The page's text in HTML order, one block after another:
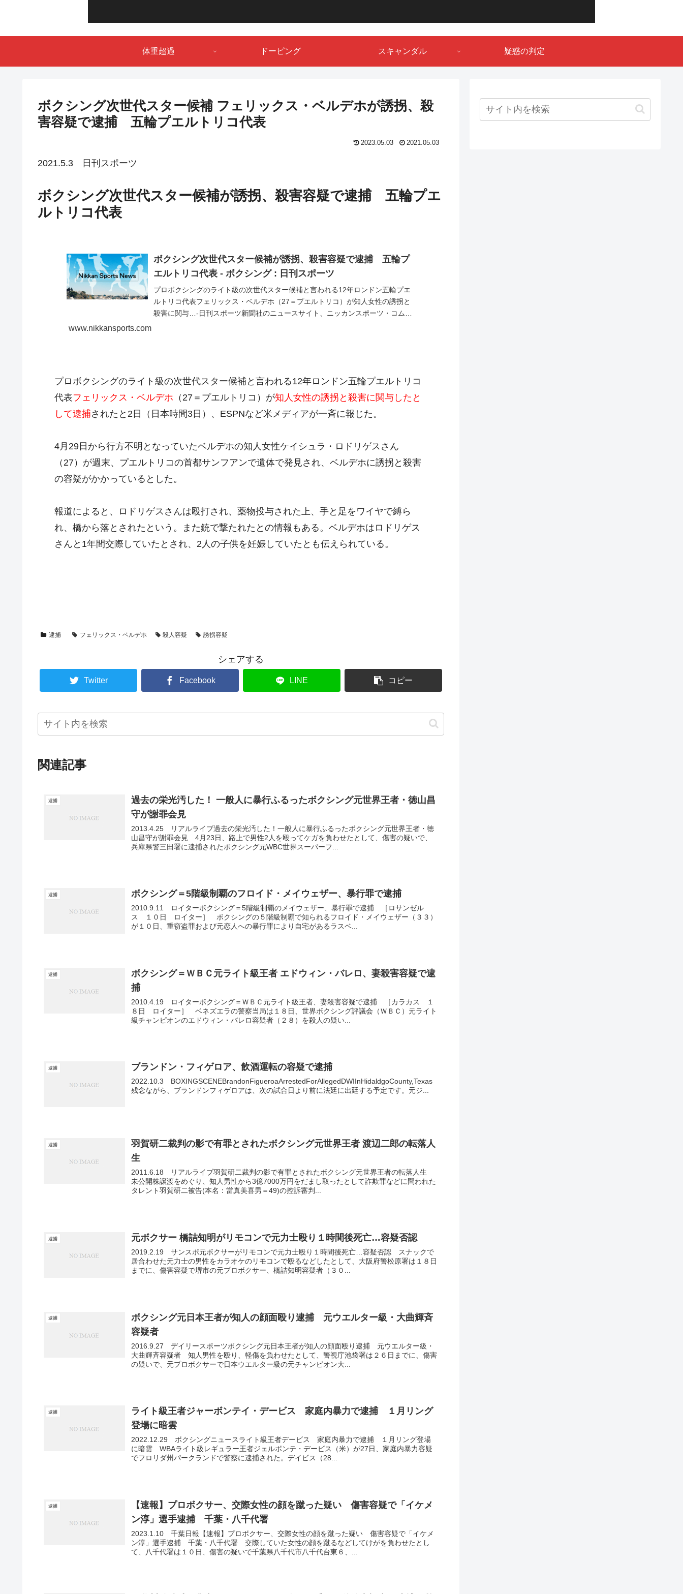
体重超過 ドーピング スキャンダル 疑惑の判定
ボクシング次世代スター候補 フェリックス・ベルデホが誘拐、殺
害容疑で逮捕 五輪プエルトリコ代表
2023.05.03 2021.05.03
2021.5.3 日刊スポーツ
ボクシング次世代スター候補が誘拐、殺害容疑で逮捕 五輪プエ
ルトリコ代表
ボクシング次世代スター候補が誘拐、殺害容疑で逮捕 五輪プ
エルトリコ代表 - ボクシング : 日刊スポーツ
プロボクシングのライト級の次世代スター候補と言われる12年ロンドン五輪プエ
ルトリコ代表フェリックス・ベルデホ（27＝プエルトリコ）が知人女性の誘拐と
殺害に関与…-日刊スポーツ新聞社のニュースサイト、ニッカンスポーツ・コム
www.nikkansports.com
プロボクシングのライト級の次世代スター候補と言われる12年ロンドン五輪プエルトリコ
代表フェリックス・ベルデホ （27＝プエルトリコ）が知人女性の誘拐と殺害に関与したと
して逮捕されたと2日（日本時間3日）、ESPNなど米メディアが一斉に報じた。
4月29日から行方不明となっていたベルデホの知人女性ケイシュラ・ロドリゲスさん
（27）が週末、プエルトリコの首都サンフアンで遺体で発見され、ベルデホに誘拐と殺害
の容疑がかかっているとした。
報道によると、ロドリゲスさんは殴打され、薬物投与された上、手と足をワイヤで縛ら
れ、橋から落とされたという。また銃で撃たれたとの情報もある。ベルデホはロドリゲス
さんと1年間交際していたとされ、2人の子供を妊娠していたとも伝えられている。
逮捕 フェリックス・ベルデホ 殺人容疑 誘拐容疑
シェアする
Twitter Facebook LINE コピー
関連記事
逮捕
過去の栄光汚した！ 一般人に暴行ふるったボクシング元世界王者・徳山昌
守が謝罪会見
2013.4.25 リアルライブ過去の栄光汚した！一般人に暴行ふるったボクシング元世界王者・徳
山昌守が謝罪会見 4月23日、路上で男性2人を殴ってケガを負わせたとして、傷害の疑いで、
兵庫県警三田署に逮捕されたボクシング元WBC世界スーパーフ...
逮捕 ボクシング＝5階級制覇のフロイド・メイウェザー、暴行罪で逮捕
2010.9.11 ロイターボクシング＝5階級制覇のメイウェザー、暴行罪で逮捕 ［ロサンゼル
ス １０日 ロイター］ ボクシングの５階級制覇で知られるフロイド・メイウェザー（３３）
が１０日、重窃盗罪および元恋人への暴行罪により自宅があるラスベ...
逮捕
ボクシング＝ＷＢＣ元ライト級王者 エドウィン・バレロ、妻殺害容疑で逮
捕
2010.4.19 ロイターボクシング＝ＷＢＣ元ライト級王者、妻殺害容疑で逮捕 ［カラカス １
８日 ロイター］ ベネズエラの警察当局は１８日、世界ボクシング評議会（ＷＢＣ）元ライト
級チャンピオンのエドウィン・バレロ容疑者（２８）を殺人の疑い...
逮捕 ブランドン・フィゲロア、飲酒運転の容疑で逮捕
2022.10.3 BOXINGSCENEBrandonFigueroaArrestedForAllegedDWIInHidaldgoCounty,Texas
残念ながら、ブランドンフィゲロアは、次の試合日より前に法廷に出廷する予定です。元ジ...
逮捕
羽賀研二裁判の影で有罪とされたボクシング元世界王者 渡辺二郎の転落人
生
2011.6.18 リアルライブ羽賀研二裁判の影で有罪とされたボクシング元世界王者の転落人生
未公開株譲渡をめぐり、知人男性から3億7000万円をだまし取ったとして詐欺罪などに問われた
タレント羽賀研二被告(本名：當真美喜男＝49)の控訴審判...
逮捕 元ボクサー 橋詰知明がリモコンで元力士殴り１時間後死亡…容疑否認
2019.2.19 サンスポ元ボクサーがリモコンで元力士殴り１時間後死亡…容疑否認 スナックで
居合わせた元力士の男性をカラオケのリモコンで殴るなどしたとして、大阪府警松原署は１８日
までに、傷害容疑で堺市の元プロボクサー、橋詰知明容疑者（３０...
逮捕
ボクシング元日本王者が知人の顔面殴り逮捕 元ウエルター級・大曲輝斉
容疑者
2016.9.27 デイリースポーツボクシング元日本王者が知人の顔面殴り逮捕 元ウエルター級・
大曲輝斉容疑者 知人男性を殴り、軽傷を負わせたとして、警視庁池袋署は２６日までに、傷害
の疑いで、元プロボクサーで日本ウエルター級の元チャンピオン大...
逮捕
ライト級王者ジャーボンテイ・デービス 家庭内暴力で逮捕 １月リング
登場に暗雲
2022.12.29 ボクシングニュースライト級王者デービス 家庭内暴力で逮捕 １月リング登場
に暗雲 WBAライト級レギュラー王者ジェルボンテ・デービス（米）が27日、家庭内暴力容疑
でフロリダ州パークランドで警察に逮捕された。デイビス（28...
逮捕
【速報】プロボクサー、交際女性の顔を蹴った疑い 傷害容疑で「イケメ
ン淳」選手逮捕 千葉・八千代署
2023.1.10 千葉日報【速報】プロボクサー、交際女性の顔を蹴った疑い 傷害容疑で「イケメ
ン淳」選手逮捕 千葉・八千代署 交際していた女性の顔を蹴るなどしてけがを負わせたとし
て、八千代署は１０日、傷害の疑いで千葉県八千代市八千代台東６、...